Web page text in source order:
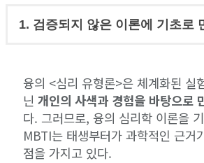
1. 검증되지 않은 이론에 기초로
융의 <심리 유형론>은 체계화된 실
닌 개인의 사색과 경험을 바탕으로
다. 그러므로, 융의 심리학 이론을
MBTI는 태생부터가 과학적인 근거
점을 가지고 있다.